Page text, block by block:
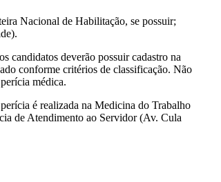
Nacional de Habilitação, se possuir;
candidatos deverão possuir cadastro na
conforme critérios de classificação. Não
médica.
é realizada na Medicina do Trabalho
de Atendimento ao Servidor (Av. Cula